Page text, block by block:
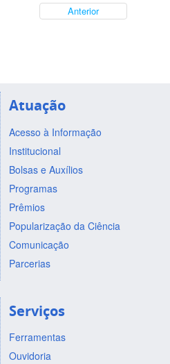
Anterior
Atuação
Acesso à Informação
Institucional
Bolsas e Auxílios
Programas
Prêmios
Popularização da Ciência
Comunicação
Parcerias
Serviços
Ferramentas
Ouvidoria